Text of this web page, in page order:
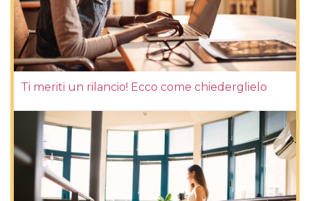
Ti meriti un rilancio! Ecco come chiederglielo